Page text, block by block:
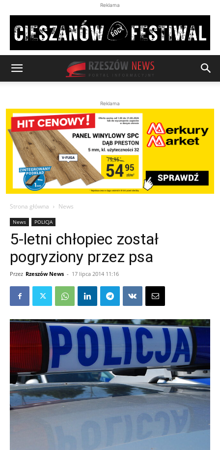
Reklama
Reklama
Strona główna News
News POLICJA
5-letni chłopiec został
pogryziony przez psa
Przez Rzeszów News - 17 lipca 2014 11:16